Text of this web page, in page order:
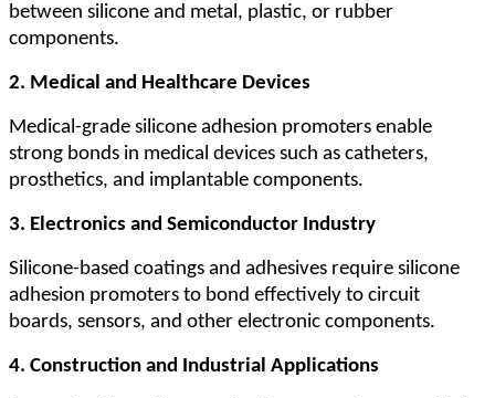
between silicone and metal, plastic, or rubber
components.
2. Medical and Healthcare Devices
Medical-grade silicone adhesion promoters enable
strong bonds in medical devices such as catheters,
prosthetics, and implantable components.
3. Electronics and Semiconductor Industry
Silicone-based coatings and adhesives require silicone
adhesion promoters to bond effectively to circuit
boards, sensors, and other electronic components.
4. Construction and Industrial Applications